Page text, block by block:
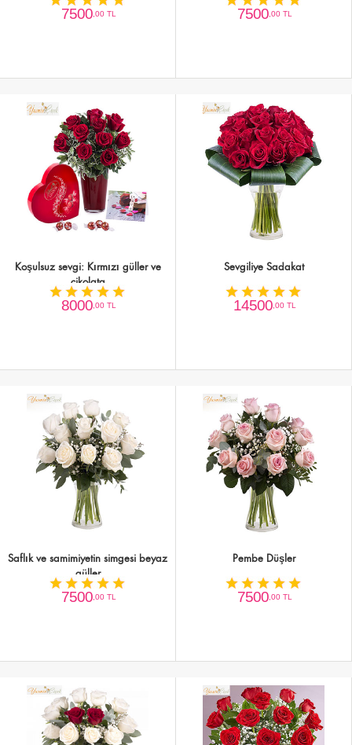
7500,00 TL 7500,00 TL
Koşulsuz sevgi: Kırmızı güller ve
çikolata
8000,00 TL
Sevgiliye Sadakat
14500,00 TL
Saflık ve samimiyetin simgesi beyaz
güller
7500,00 TL
Pembe Düşler
7500,00 TL